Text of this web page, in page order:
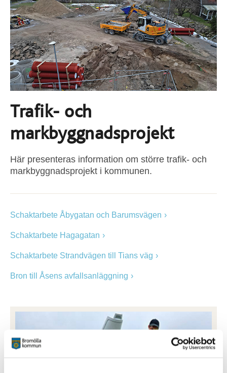
Trafik- och
markbyggnadsprojekt
Här presenteras information om större trafik- och
markbyggnadsprojekt i kommunen.
Schaktarbete Åbygatan och Barumsvägen
Schaktarbete Hagagatan
Schaktarbete Strandvägen till Tians väg
Bron till Åsens avfallsanläggning